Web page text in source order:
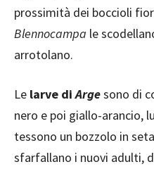
prossimità dei boccioli
Blennocampa le
arrotolano.
Le larve diArgesono di
nero e poi giallo-arancio,
tessono un bozzolo in
sfarfallano i nuovi adulti,